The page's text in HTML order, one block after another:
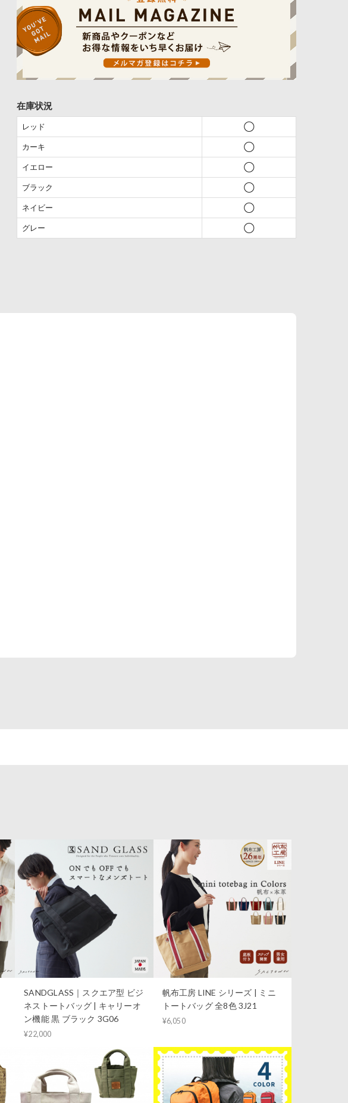
在庫状況
レッド ◯
カーキ ◯
イエロー ◯
ブラック ◯
ネイビー ◯
グレー ◯
SANDGLASS｜スクエア型 ビジ
ネストートバッグ | キャリーオ
ン機能 黒 ブラック 3G06
¥22,000
帆布工房 LINE シリーズ | ミニ
トートバッグ 全8色 3J21
¥6,050